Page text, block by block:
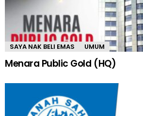
SAYA NAK BELI EMAS UMUM
Menara Public Gold (HQ)